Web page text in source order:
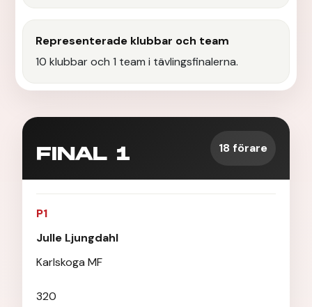
Representerade klubbar och team
10 klubbar och 1 team i tävlingsfinalerna.
FINAL 1 18 förare
P1
Julle Ljungdahl
Karlskoga MF
320